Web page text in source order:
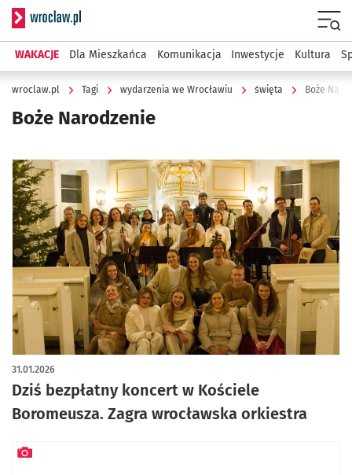
Serwis informacyjny wroclaw.pl
WAKACJE Dla Mieszkańca Komunikacja Inwestycje Kultura
wroclaw.pl Tagi wydarzenia we Wrocławiu święta Boże
Boże Narodzenie
Dziś bezpłatny koncert w Kościele
Boromeusza. Zagra wrocławska orkiestra
31.01.2026